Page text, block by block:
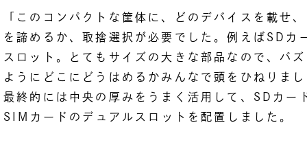
「このコンパクトな筐体に、どのデバイスを載せ
を諦めるか、取捨選択が必要でした。例えばSDカ
スロット。とてもサイズの大きな部品なので、パ
ようにどこにどうはめるかみんなで頭をひねりま
最終的には中央の厚みをうまく活用して、SDカー
SIMカードのデュアルスロットを配置しました。